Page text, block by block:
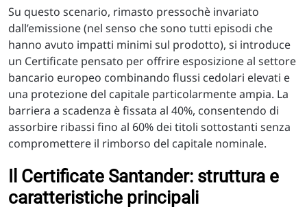
Su questo scenario, rimasto pressochè invariato
dall’emissione (nel senso che sono tutti episodi che
hanno avuto impatti minimi sul prodotto), si introduce
un Certificate pensato per offrire esposizione al settore
bancario europeo combinando flussi cedolari elevati e
una protezione del capitale particolarmente ampia. La
barriera a scadenza è fissata al 40%, consentendo di
assorbire ribassi fino al 60% dei titoli sottostanti senza
compromettere il rimborso del capitale nominale.
Il Certificate Santander: struttura e
caratteristiche principali